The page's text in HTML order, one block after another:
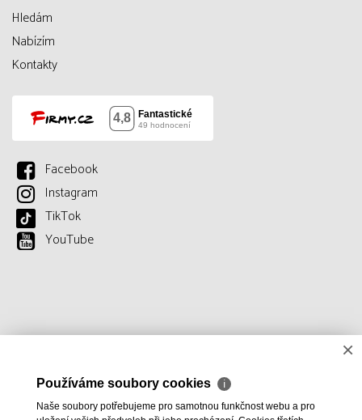
Hledám
Nabízím
Kontakty
Facebook
Instagram
TikTok
YouTube
×
Používáme soubory cookies ℹ
Naše soubory potřebujeme pro samotnou funkčnost webu a pro